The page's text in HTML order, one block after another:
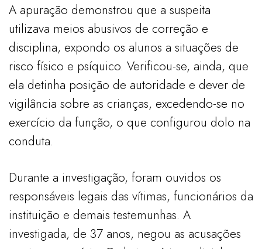
A apuração demonstrou que a suspeita
utilizava meios abusivos de correção e
disciplina, expondo os alunos a situações de
risco físico e psíquico. Verificou-se, ainda, que
ela detinha posição de autoridade e dever de
vigilância sobre as crianças, excedendo-se no
exercício da função, o que configurou dolo na
conduta.
Durante a investigação, foram ouvidos os
responsáveis legais das vítimas, funcionários da
instituição e demais testemunhas. A
investigada, de 37 anos, negou as acusações